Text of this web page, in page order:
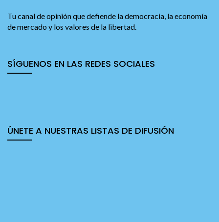
Tu canal de opinión que defiende la democracia, la economía
de mercado y los valores de la libertad.
SÍGUENOS EN LAS REDES SOCIALES
ÚNETE A NUESTRAS LISTAS DE DIFUSIÓN